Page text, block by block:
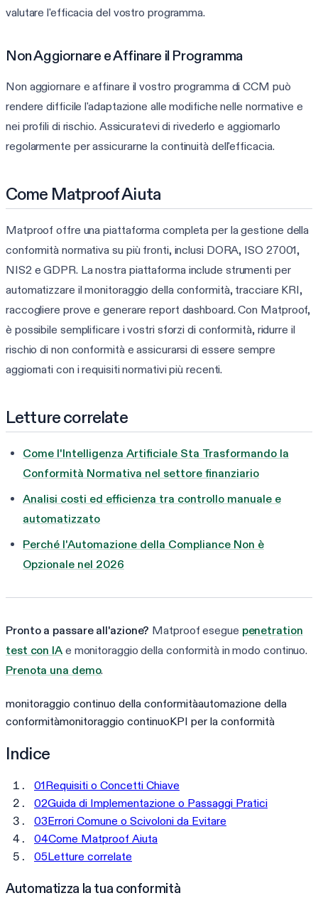
valutare l'efficacia del vostro programma.
Non Aggiornare e Affinare il Programma
Non aggiornare e affinare il vostro programma di CCM può
rendere difficile l'adaptazione alle modifiche nelle normative e
nei profili di rischio. Assicuratevi di rivederlo e aggiornarlo
regolarmente per assicurarne la continuità dell'efficacia.
Come Matproof Aiuta
Matproof offre una piattaforma completa per la gestione della
conformità normativa su più fronti, inclusi DORA, ISO 27001,
NIS2 e GDPR. La nostra piattaforma include strumenti per
automatizzare il monitoraggio della conformità, tracciare KRI,
raccogliere prove e generare report dashboard. Con Matproof,
è possibile semplificare i vostri sforzi di conformità, ridurre il
rischio di non conformità e assicurarsi di essere sempre
aggiornati con i requisiti normativi più recenti.
Letture correlate
Come l'Intelligenza Artificiale Sta Trasformando la
Conformità Normativa nel settore finanziario
Analisi costi ed efficienza tra controllo manuale e
automatizzato
Perché l'Automazione della Compliance Non è
Opzionale nel 2026
Pronto a passare all'azione? Matproof esegue penetration
test con IAe monitoraggio della conformità in modo continuo.
Prenota una demo.
monitoraggio continuo della conformitàautomazione della
conformitàmonitoraggio continuoKPI per la conformità
Indice
01Requisiti o Concetti Chiave
02Guida di Implementazione o Passaggi Pratici
03Errori Comune o Scivoloni da Evitare
04Come Matproof Aiuta
05Letture correlate
Automatizza la tua conformità